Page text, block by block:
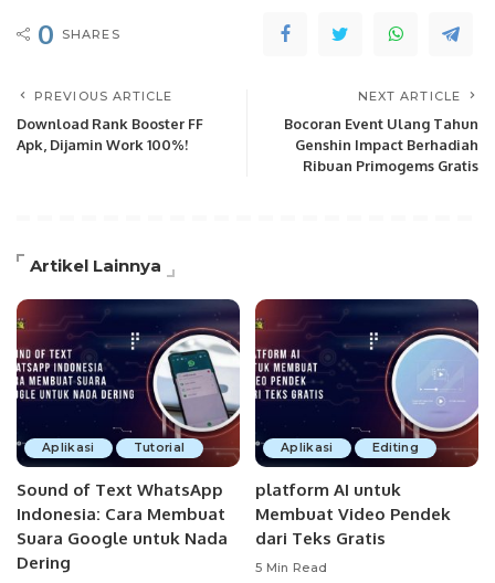
0 SHARES
PREVIOUS ARTICLE
Download Rank Booster FF
Apk, Dijamin Work 100%!
NEXT ARTICLE
Bocoran Event Ulang Tahun
Genshin Impact Berhadiah
Ribuan Primogems Gratis
Artikel Lainnya
Aplikasi Tutorial
Sound of Text WhatsApp
Indonesia: Cara Membuat
Suara Google untuk Nada
Dering
Aplikasi Editing
platform AI untuk
Membuat Video Pendek
dari Teks Gratis
5 Min Read